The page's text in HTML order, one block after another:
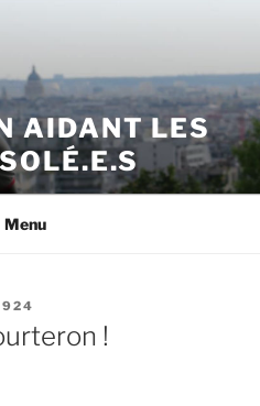
AIDANT LES
Menu
!